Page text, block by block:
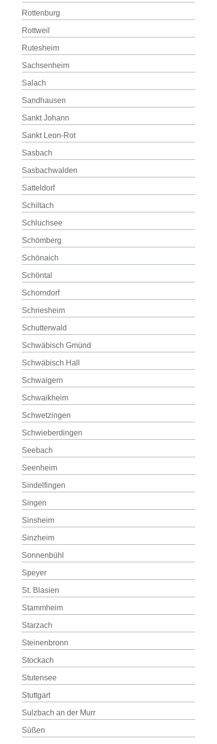
Rottenburg
Rottweil
Rutesheim
Sachsenheim
Salach
Sandhausen
Sankt Johann
Sankt Leon-Rot
Sasbach
Sasbachwalden
Satteldorf
Schiltach
Schluchsee
Schömberg
Schönaich
Schöntal
Schorndorf
Schriesheim
Schutterwald
Schwäbisch Gmünd
Schwäbisch Hall
Schwaigern
Schwaikheim
Schwetzingen
Schwieberdingen
Seebach
Seenheim
Sindelfingen
Singen
Sinsheim
Sinzheim
Sonnenbühl
Speyer
St. Blasien
Stammheim
Starzach
Steinenbronn
Stockach
Stutensee
Stuttgart
Sulzbach an der Murr
Süßen